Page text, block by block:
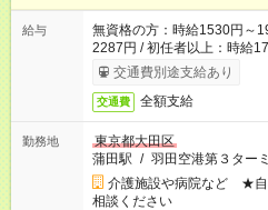
給与
無資格の方：時給1530円～
2287円 / 初任者以上：時給
交通費別途支給あり
交通費 全額支給
勤務地
東京都大田区
蒲田駅 / 羽田空港第３ター
介護施設や病院など ★自
相談ください